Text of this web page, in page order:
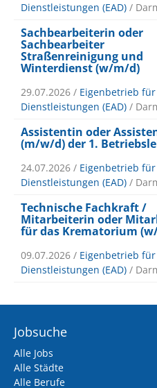
Dienstleistungen (EAD) /
Sachbearbeiterin oder
Sachbearbeiter
Straßenreinigung und
Winterdienst (w/m/d)
29.07.2026 / Eigenbetrieb
Dienstleistungen (EAD) /
Assistentin oder
(m/w/d) der 1.
24.07.2026 / Eigenbetrieb
Dienstleistungen (EAD) /
Technische Fachkraft /
Mitarbeiterin oder
für das Krematorium
09.07.2026 / Eigenbetrieb
Dienstleistungen (EAD) /
Jobsuche
Alle Jobs
Alle Städte
Alle Berufe